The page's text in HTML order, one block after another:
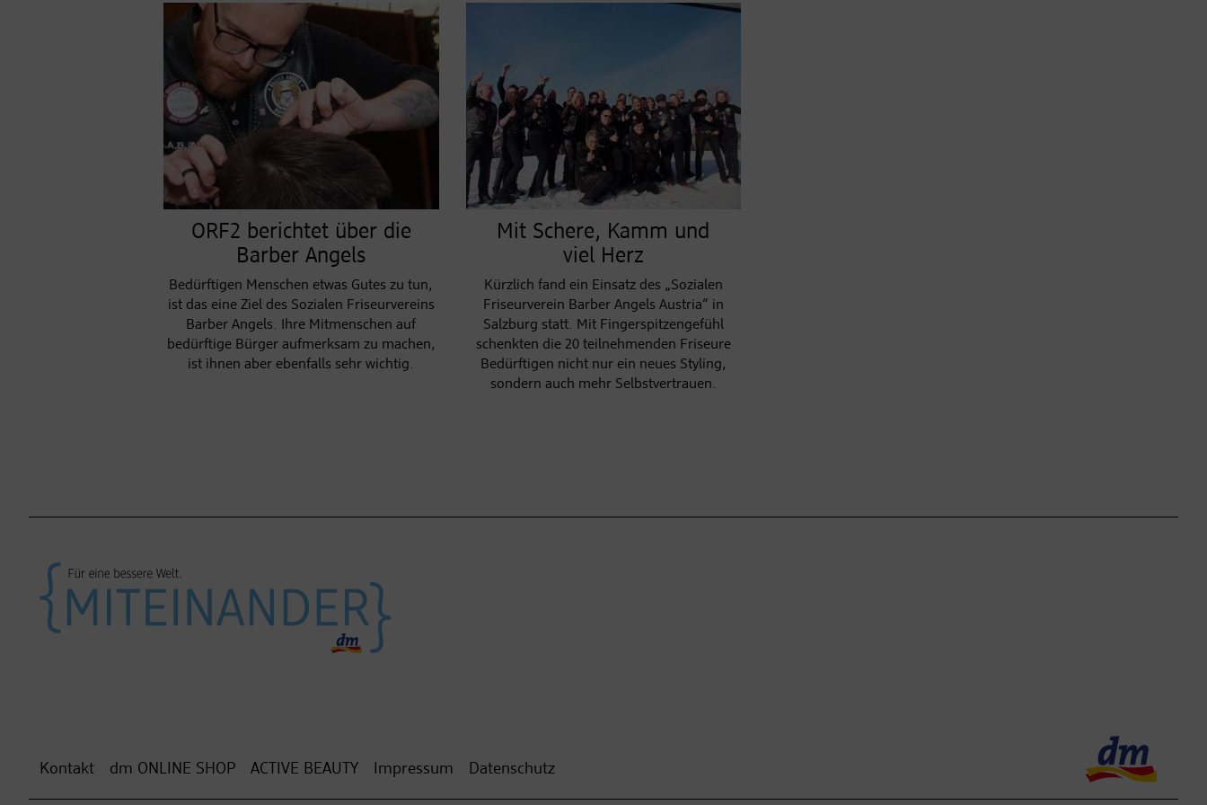
ORF2 berichtet über die
Barber Angels
Bedürftigen Menschen etwas Gutes zu tun,
ist das eine Ziel des Sozialen Friseurvereins
Barber Angels. Ihre Mitmenschen auf
bedürftige Bürger aufmerksam zu machen,
ist ihnen aber ebenfalls sehr wichtig.
Mit Schere, Kamm und
viel Herz
Kürzlich fand ein Einsatz des „Sozialen
Friseurverein Barber Angels Austria“ in
Salzburg statt. Mit Fingerspitzengefühl
schenkten die 20 teilnehmenden Friseure
Bedürftigen nicht nur ein neues Styling,
sondern auch mehr Selbstvertrauen.
Kontakt dm ONLINE SHOP ACTIVE BEAUTY Impressum Datenschutz